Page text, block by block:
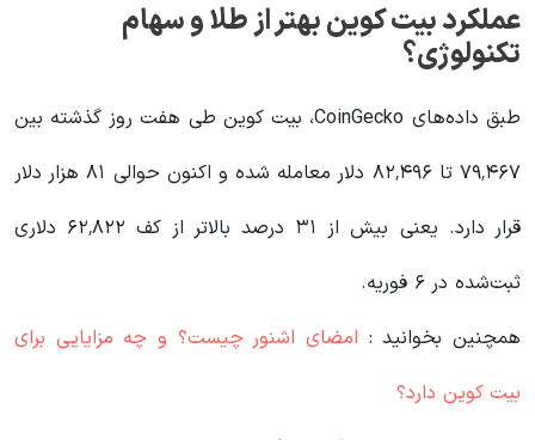
عملکرد بیت کوین بهتر از طلا و سهام
تکنولوژی؟
طبق داده‌های CoinGecko، بیت کوین طی هفت روز گذشته بین
۷۹٬۴۶۷ تا ۸۲٬۴۹۶ دلار معامله شده و اکنون حوالی ۸۱ هزار دلار
قرار دارد. یعنی بیش از ۳۱ درصد بالاتر از کف ۶۲٬۸۲۲ دلاری
ثبت‌شده در ۶ فوریه.
همچنین بخوانید : امضای اشنور چیست؟ و چه مزایایی برای
بیت کوین دارد؟